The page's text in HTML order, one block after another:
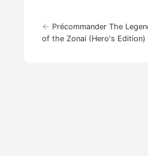
← Précommander The
of the Zonai (Hero's Edition)